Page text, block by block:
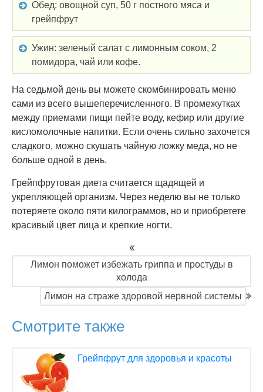
Обед: овощной суп, 50 г постного мяса и
грейпфрут
Ужин: зеленый салат с лимонным соком, 2
помидора, чай или кофе.
На седьмой день вы можете скомбинировать меню
сами из всего вышеперечисленного. В промежутках
между приемами пищи пейте воду, кефир или другие
кисломолочные напитки. Если очень сильно захочется
сладкого, можно скушать чайную ложку меда, но не
больше одной в день.
Грейпфрутовая диета считается щадящей и
укрепляющей организм. Через неделю вы не только
потеряете около пяти килограммов, но и приобретете
красивый цвет лица и крепкие ногти.
Лимон поможет избежать гриппа и простуды в
холода
Лимон на страже здоровой нервной системы
Смотрите также
Грейпфрут для здоровья и красоты